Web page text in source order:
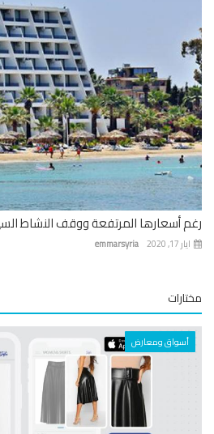
أسعارها المرتفعة ووقف النشاط
emmarsyria
أسواق ومعارض